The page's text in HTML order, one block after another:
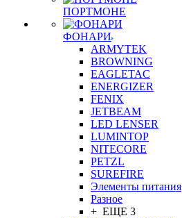
ПОРТМОНЕ
ФОНАРИ
ARMYTEK
BROWNING
EAGLETAC
ENERGIZER
FENIX
JETBEAM
LED LENSER
LUMINTOP
NITECORE
PETZL
SUREFIRE
Элементы питания
Разное
+ ЕЩЕ 3